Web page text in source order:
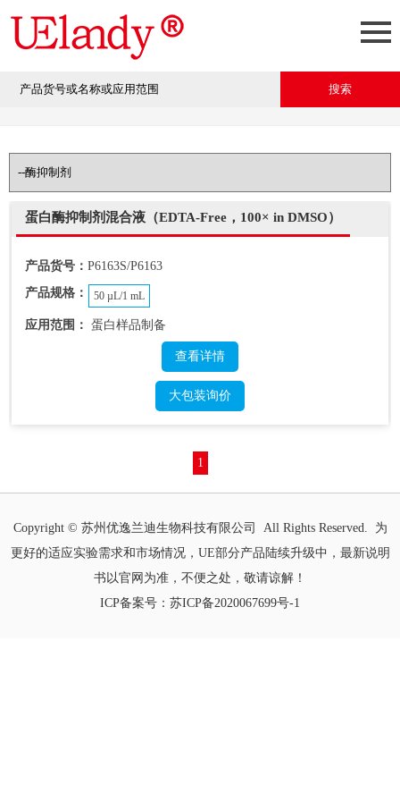
蛋白酶抑制剂混合液（EDTA-Free，100× in DMSO）
产品货号： P6163S/P6163
产品规格：
50 µL/1 mL
应用范围： 蛋白样品制备
查看详情
大包装询价
1
Copyright © 苏州优逸兰迪生物科技有限公司 All Rights Reserved. 为
更好的适应实验需求和市场情况，UE部分产品陆续升级中，最新说明
书以官网为准，不便之处，敬请谅解！
ICP备案号： 苏ICP备2020067699号-1